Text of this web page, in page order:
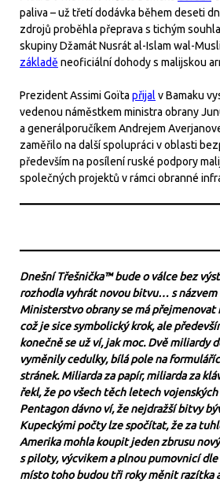
paliva – už třetí dodávka během deseti
zdrojů proběhla přeprava s tichým
skupiny Džamát Nusrát al-Islam wal-
základě neoficiální dohody s malijskou
Prezident Assimi Goïta přijal v Bamaku
vedenou náměstkem ministra obrany
a generálporučíkem Andrejem
zaměřilo na další spolupráci v oblasti
především na posílení ruské podpory
společných projektů v rámci obranné
Dnešní Třešnička™ bude o válce bez
rozhodla vyhrát novou bitvu… s
Ministerstvo obrany se má přejmenovat
což je sice symbolický krok, ale
konečně se už ví, jak moc. Dvě miliardy
vyměnily cedulky, bílá pole na
stránek. Miliarda za papír, miliarda za
řekl, že po všech těch letech
Pentagon dávno ví, že nejdražší bitvy
Kupeckými počty lze spočítat, že za
Amerika mohla koupit jeden zbrusu
s piloty, výcvikem a plnou pumovnicí dle
místo toho budou tři roky měnit razítka